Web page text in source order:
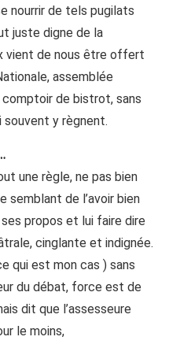
nourrir de tels pugilats
juste digne de la
vient de nous être offert
assemblée
comptoir de bistrot, sans
souvent y règnent.
une règle, ne pas bien
semblant de l’avoir bien
propos et lui faire dire
cinglante et indignée.
qui est mon cas ) sans
du débat, force est de
dit que l’assesseure
le moins,